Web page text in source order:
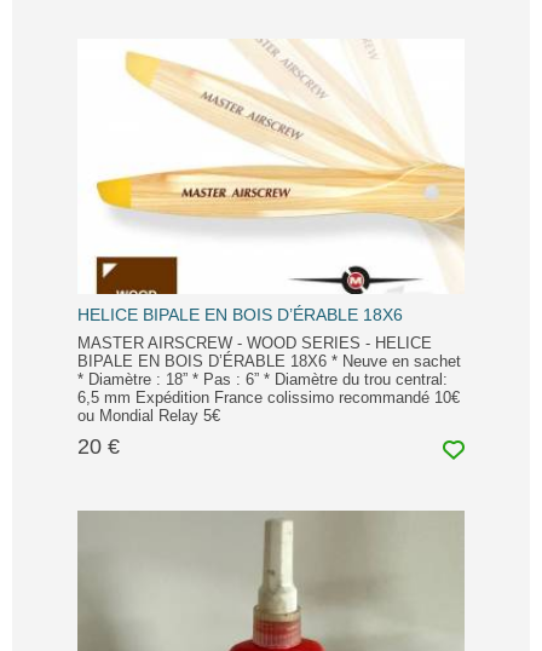
HELICE BIPALE EN BOIS D’ÉRABLE 18X6
MASTER AIRSCREW - WOOD SERIES - HELICE
BIPALE EN BOIS D’ÉRABLE 18X6 * Neuve en sachet
* Diamètre : 18” * Pas : 6” * Diamètre du trou central:
6,5 mm Expédition France colissimo recommandé 10€
ou Mondial Relay 5€
20 €